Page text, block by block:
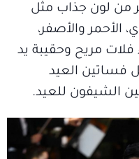
من لون جذاب مثل
الأحمر والأصفر،
مريح وحقيبة يد
فساتين العيد
الشيفون للعيد.